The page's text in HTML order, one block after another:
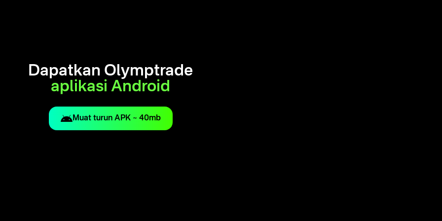
Dapatkan Olymptrade
aplikasi Android
Muat turun APK ~ 40mb